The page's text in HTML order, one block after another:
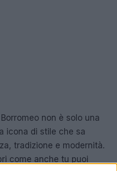
non è solo una
icona di stile che sa
tradizione e modernità.
come anche tu puoi